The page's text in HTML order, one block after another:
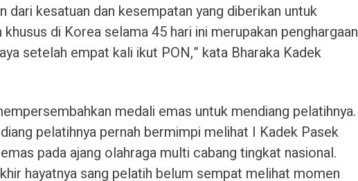
dari kesatuan dan kesempatan yang diberikan untuk
di Korea selama 45 hari ini merupakan penghargaan
setelah empat kali ikut PON,” kata Bharaka Kadek
medali emas untuk mendiang pelatihnya.
pelatihnya pernah bermimpi melihat I Kadek Pasek
pada ajang olahraga multi cabang tingkat nasional.
hayatnya sang pelatih belum sempat melihat momen